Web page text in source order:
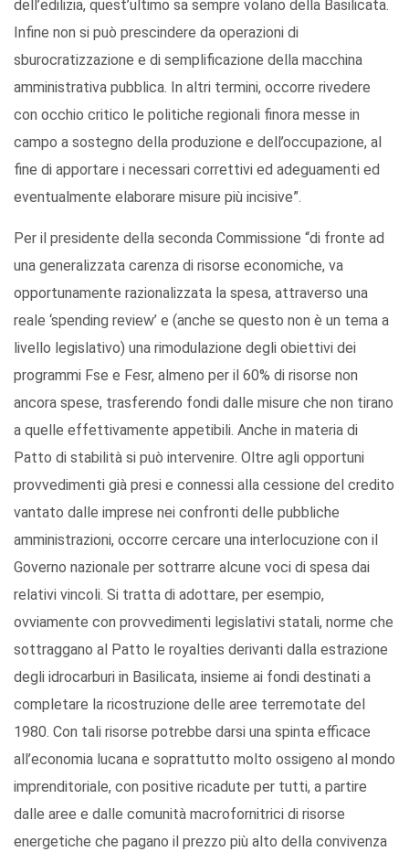
dell’edilizia, quest’ultimo sa sempre volano della Basilicata.
Infine non si può prescindere da operazioni di
sburocratizzazione e di semplificazione della macchina
amministrativa pubblica. In altri termini, occorre rivedere
con occhio critico le politiche regionali finora messe in
campo a sostegno della produzione e dell’occupazione, al
fine di apportare i necessari correttivi ed adeguamenti ed
eventualmente elaborare misure più incisive”.
Per il presidente della seconda Commissione “di fronte ad
una generalizzata carenza di risorse economiche, va
opportunamente razionalizzata la spesa, attraverso una
reale ‘spending review’ e (anche se questo non è un tema a
livello legislativo) una rimodulazione degli obiettivi dei
programmi Fse e Fesr, almeno per il 60% di risorse non
ancora spese, trasferendo fondi dalle misure che non tirano
a quelle effettivamente appetibili. Anche in materia di
Patto di stabilità si può intervenire. Oltre agli opportuni
provvedimenti già presi e connessi alla cessione del credito
vantato dalle imprese nei confronti delle pubbliche
amministrazioni, occorre cercare una interlocuzione con il
Governo nazionale per sottrarre alcune voci di spesa dai
relativi vincoli. Si tratta di adottare, per esempio,
ovviamente con provvedimenti legislativi statali, norme che
sottraggano al Patto le royalties derivanti dalla estrazione
degli idrocarburi in Basilicata, insieme ai fondi destinati a
completare la ricostruzione delle aree terremotate del
1980. Con tali risorse potrebbe darsi una spinta efficace
all’economia lucana e soprattutto molto ossigeno al mondo
imprenditoriale, con positive ricadute per tutti, a partire
dalle aree e dalle comunità macrofornitrici di risorse
energetiche che pagano il prezzo più alto della convivenza